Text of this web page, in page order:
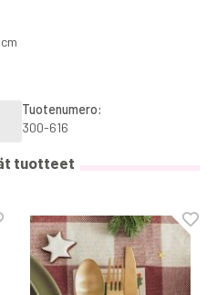
Tuotenumero:
300-616
tuotteet